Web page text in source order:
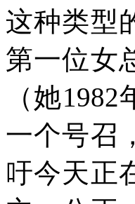
这种类型
第一位女
（她1982
一个号召
吁今天正